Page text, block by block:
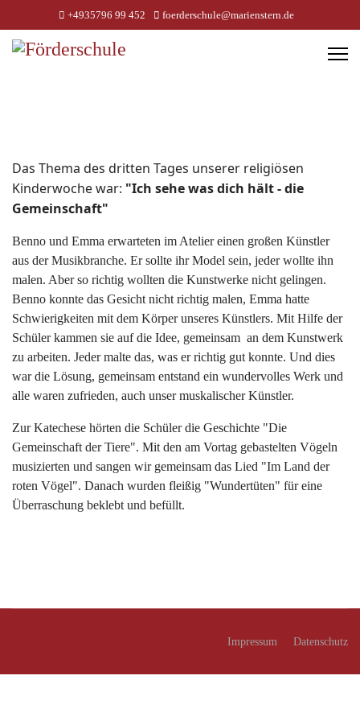
+4935796 99 452 foerderschule@marienstern.de
Das Thema des dritten Tages unserer religiösen
Kinderwoche war: "Ich sehe was dich hält - die
Gemeinschaft"
Benno und Emma erwarteten im Atelier einen großen Künstler
aus der Musikbranche. Er sollte ihr Model sein, jeder wollte ihn
malen. Aber so richtig wollten die Kunstwerke nicht gelingen.
Benno konnte das Gesicht nicht richtig malen, Emma hatte
Schwierigkeiten mit dem Körper unseres Künstlers. Mit Hilfe der
Schüler kammen sie auf die Idee, gemeinsam an dem Kunstwerk
zu arbeiten. Jeder malte das, was er richtig gut konnte. Und dies
war die Lösung, gemeinsam entstand ein wundervolles Werk und
alle waren zufrieden, auch unser muskalischer Künstler.
Zur Katechese hörten die Schüler die Geschichte "Die
Gemeinschaft der Tiere". Mit den am Vortag gebastelten Vögeln
musizierten und sangen wir gemeinsam das Lied "Im Land der
roten Vögel". Danach wurden fleißig "Wundertüten" für eine
Überraschung beklebt und befüllt.
Impressum Datenschutz